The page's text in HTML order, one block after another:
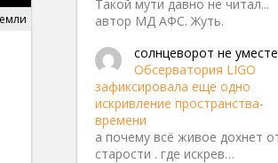
Такой мути давно не читал...
автор МД АФС. Жуть.
солнцеворот не
Обсерватория LIGO
зафиксировала еще одно
искривление пространства-
времени
а почему всё живое дохнет
старости . где искрев…